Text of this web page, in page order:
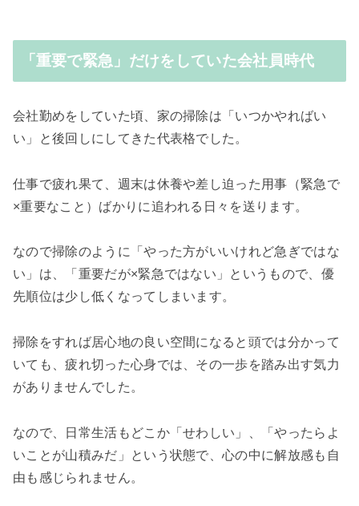
「重要で緊急」だけをしていた会社員時代
会社勤めをしていた頃、家の掃除は「いつかやればい
い」と後回しにしてきた代表格でした。
仕事で疲れ果て、週末は休養や差し迫った用事（緊急で
×重要なこと）ばかりに追われる日々を送ります。
なので掃除のように「やった方がいいけれど急ぎではな
い」は、「重要だが×緊急ではない」というもので、優
先順位は少し低くなってしまいます。
掃除をすれば居心地の良い空間になると頭では分かって
いても、疲れ切った心身では、その一歩を踏み出す気力
がありませんでした。
なので、日常生活もどこか「せわしい」、「やったらよ
いことが山積みだ」という状態で、心の中に解放感も自
由も感じられません。